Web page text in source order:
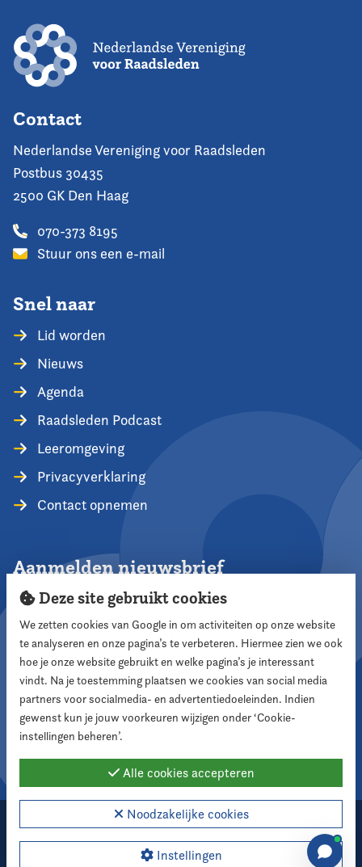
Contact
Nederlandse Vereniging voor Raadsleden
Postbus 30435
2500 GK Den Haag
070-373 8195
Stuur ons een e-mail
Snel naar
Lid worden
Nieuws
Agenda
Raadsleden Podcast
Leeromgeving
Privacyverklaring
Contact opnemen
Aanmelden nieuwsbrief
Aanmelden
Volg ons
2026 Nederlandse Vereniging voor Raadsleden
Cookie instellingen
Deze site gebruikt cookies
We zetten cookies van Google in om activiteiten op onze website
te analyseren en onze pagina’s te verbeteren. Hiermee zien we ook
hoe je onze website gebruikt en welke pagina’s je interessant
vindt. Na je toestemming plaatsen we cookies van social media
partners voor socialmedia- en advertentiedoeleinden. Indien
gewenst kun je jouw voorkeuren wijzigen onder ‘Cookie-
instellingen beheren’.
Alle cookies accepteren
Noodzakelijke cookies
Instellingen